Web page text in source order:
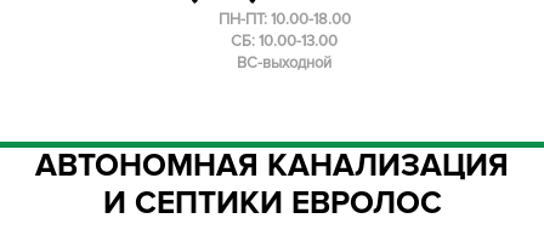
ПН-ПТ: 10.00-18.00
СБ: 10.00-13.00
ВС-выходной
АВТОНОМНАЯ КАНАЛИЗАЦИЯ
И СЕПТИКИ ЕВРОЛОС